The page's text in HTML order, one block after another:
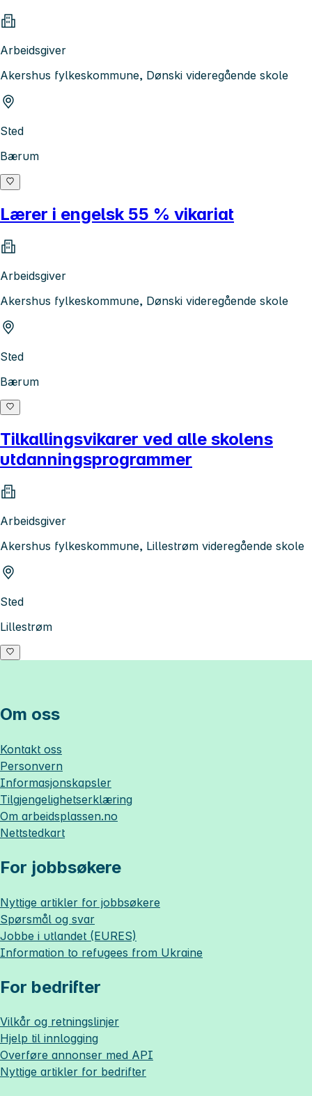
Arbeidsgiver
Akershus fylkeskommune, Dønski videregående skole
Sted
Bærum
Lærer i engelsk 55 % vikariat
Arbeidsgiver
Akershus fylkeskommune, Dønski videregående skole
Sted
Bærum
Tilkallingsvikarer ved alle skolens
utdanningsprogrammer
Arbeidsgiver
Akershus fylkeskommune, Lillestrøm videregående skole
Sted
Lillestrøm
Om oss
Kontakt oss
Personvern
Informasjonskapsler
Tilgjengelighetserklæring
Om arbeidsplassen.no
Nettstedkart
For jobbsøkere
Nyttige artikler for jobbsøkere
Spørsmål og svar
Jobbe i utlandet (EURES)
Information to refugees from Ukraine
For bedrifter
Vilkår og retningslinjer
Hjelp til innlogging
Overføre annonser med API
Nyttige artikler for bedrifter